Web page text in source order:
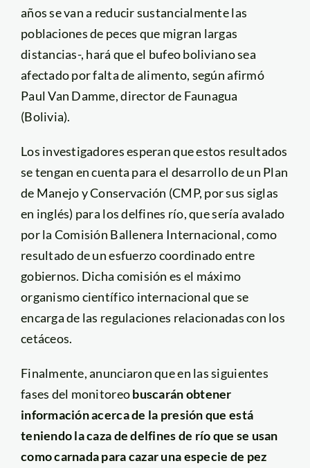
años se van a reducir sustancialmente las
poblaciones de peces que migran largas
distancias-, hará que el bufeo boliviano sea
afectado por falta de alimento, según afirmó
Paul Van Damme, director de Faunagua
(Bolivia).
Los investigadores esperan que estos resultados
se tengan en cuenta para el desarrollo de un Plan
de Manejo y Conservación (CMP, por sus siglas
en inglés) para los delfines río, que sería avalado
por la Comisión Ballenera Internacional, como
resultado de un esfuerzo coordinado entre
gobiernos. Dicha comisión es el máximo
organismo científico internacional que se
encarga de las regulaciones relacionadas con los
cetáceos.
Finalmente, anunciaron que en las siguientes
fases del monitoreobuscarán obtener
información acerca de la presión que está
teniendo la caza de delfines de río que se usan
como carnada para cazar una especie de pez